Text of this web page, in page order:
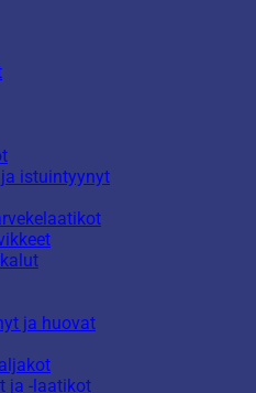
istuintyynyt
ja huovat
ja -laatikot